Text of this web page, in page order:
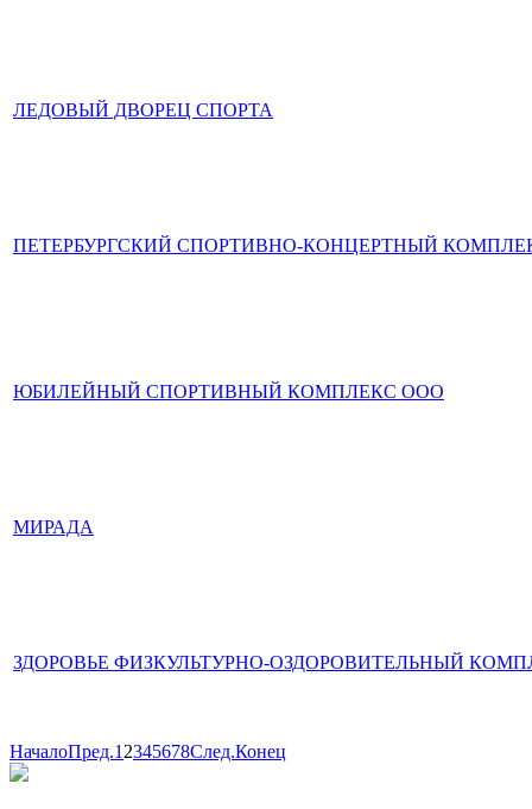
ЛЕДОВЫЙ ДВОРЕЦ СПОРТА
ПЕТЕРБУРГСКИЙ СПОРТИВНО-КОНЦЕРТНЫЙ
ЮБИЛЕЙНЫЙ СПОРТИВНЫЙ КОМПЛЕКС ООО
МИРАДА
ЗДОРОВЬЕ ФИЗКУЛЬТУРНО-ОЗДОРОВИТЕЛЬНЫЙ
НачалоПред.1 2345678След.Конец